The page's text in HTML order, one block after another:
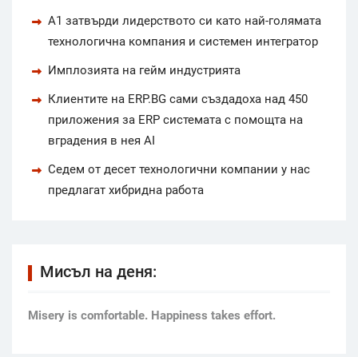
А1 затвърди лидерството си като най-голямата
технологична компания и системен интегратор
Имплозията на гейм индустрията
Клиентите на ERP.BG сами създадоха над 450
приложения за ERP системата с помощта на
вградения в нея AI
Седем от десет технологични компании у нас
предлагат хибридна работа
Мисъл на деня:
Мisery is comfortable. Happiness takes effort.